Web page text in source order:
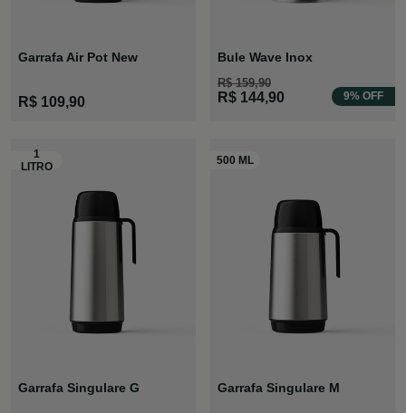
Garrafa Air Pot New
R$ 109,90
Bule Wave Inox
R$ 159,90
R$ 144,90 9% OFF
Garrafa Singulare G Garrafa Singulare M